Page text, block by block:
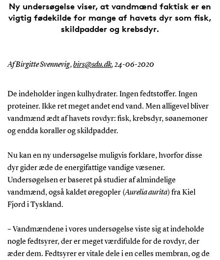
Ny undersøgelse viser, at vandmænd faktisk er en
vigtig fødekilde for mange af havets dyr som fisk,
skildpadder og krebsdyr.
Af Birgitte Svennevig,birs@sdu.dk,24-06-2020
De indeholder ingen kulhydrater. Ingen fedtstoffer. Ingen
proteiner. Ikke ret meget andet end vand. Men alligevel bliver
vandmænd ædt af havets rovdyr: fisk, krebsdyr, søanemoner
og endda koraller og skildpadder.
Nu kan en ny undersøgelse muligvis forklare, hvorfor disse
dyr gider æde de energifattige vandige væsener.
Undersøgelsen er baseret på studier af almindelige
vandmænd, også kaldet øregopler (Aurelia aurita) fra Kiel
Fjord i Tyskland.
– Vandmændene i vores undersøgelse viste sig at indeholde
nogle fedtsyrer, der er meget værdifulde for de rovdyr, der
æder dem. Fedtsyrer er vitale dele i en celles membran, og de